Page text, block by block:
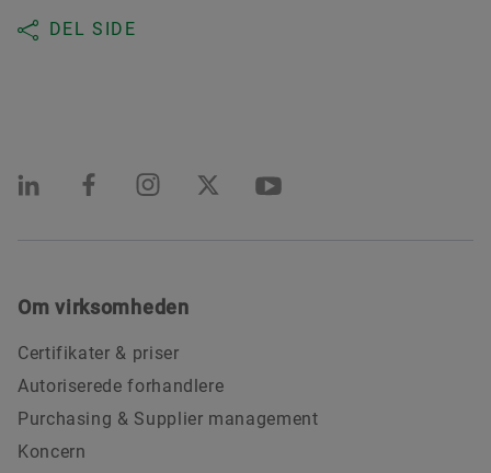
DEL SIDE
Om virksomheden
Certifikater & priser
Autoriserede forhandlere
Purchasing & Supplier management
Koncern